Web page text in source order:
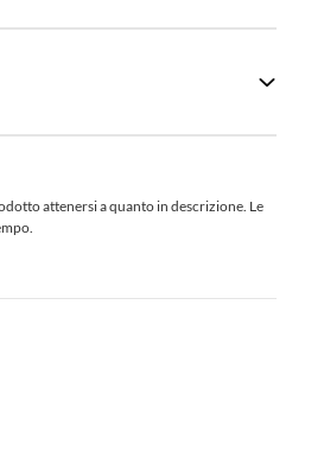
attenersi a quanto in descrizione. Le